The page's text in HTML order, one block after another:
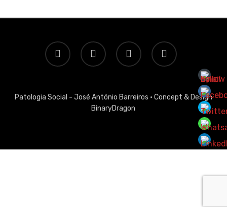
twitter facebook linkedin email
Patologia Social - José António Barreiros · Concept & Design
BinaryDragon